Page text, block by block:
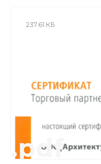
237.61 КБ
.pdf